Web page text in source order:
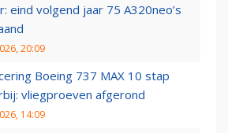
eind volgend jaar 75 A320neo’s
20:09
Boeing 737 MAX 10 stap
vliegproeven afgerond
14:09